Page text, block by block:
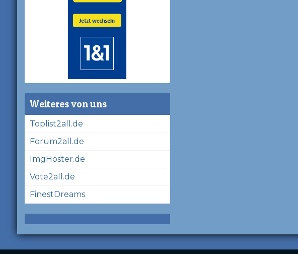
Weiteres von uns
Toplist2all.de
Forum2all.de
ImgHoster.de
Vote2all.de
FinestDreams